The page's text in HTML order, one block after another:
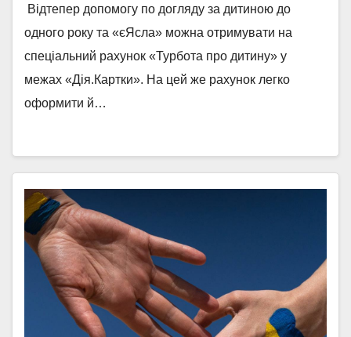
спеціальний рахунок «Турбота
про дитину» у межах «Дія.Картки
​ ​Відтепер допомогу по догляду за дитиною до
одного року та «єЯсла» можна отримувати на
спеціальний рахунок «Турбота про дитину» у
межах «Дія.Картки». На цей же рахунок легко
оформити й…